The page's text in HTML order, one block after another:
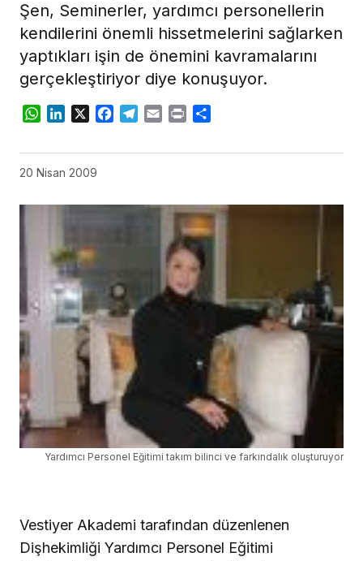
Şen, Seminerler, yardımcı personellerin
kendilerini önemli hissetmelerini sağlarken
yaptıkları işin de önemini kavramalarını
gerçekleştiriyor diye konuşuyor.
WhatsApp
LinkedIn
X Facebook
Telegram
Email Print
20 Nisan 2009
Yardımcı Personel Eğitimi takım bilinci ve farkındalık oluşturuyor
Vestiyer Akademi tarafından düzenlenen
Dişhekimliği Yardımcı Personel Eğitimi